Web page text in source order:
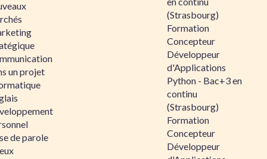
un projet
de parole
(Strasbourg)
Formation
Concepteur
Développeur
d'Applications
Python - Bac+3 en
continu
(Strasbourg)
Formation
Concepteur
Développeur